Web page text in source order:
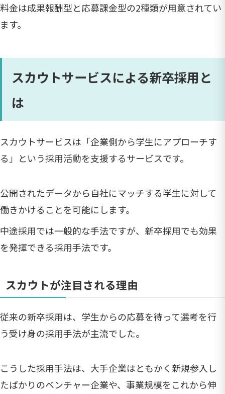
料金は成果報酬型と応募課金型の2種類が用意されてい
ます。
スカウトサービスによる新卒採用と
は
スカウトサービスは「企業側から学生にアプローチす
る」という採用活動を支援するサービスです。
公開されたデータから自社にマッチする学生に対して
働きかけることを可能にします。
中途採用では一般的な手法ですが、新卒採用でも効果
を発揮できる採用手法です。
スカウトが注目される理由
従来の新卒採用は、学生からの応募を待って選考を行
う受け身の採用手法が主流でした。
こうした採用手法は、大手企業はともかく新規参入し
たばかりのベンチャー企業や、事業規模をこれから伸